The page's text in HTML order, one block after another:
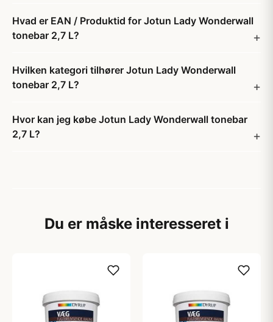
Hvad er EAN / Produktid for Jotun Lady Wonderwall
tonebar 2,7 L?
Hvilken kategori tilhører Jotun Lady Wonderwall
tonebar 2,7 L?
Hvor kan jeg købe Jotun Lady Wonderwall tonebar
2,7 L?
Du er måske interesseret i